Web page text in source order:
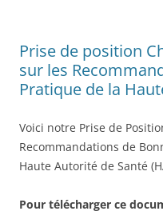
Prise de position
sur les
Pratique de la
Voici notre Prise de
Recommandations de
Haute Autorité de Santé
Pour télécharger ce